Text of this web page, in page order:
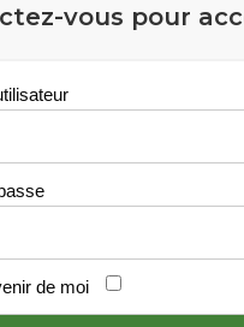
vous pour
de moi